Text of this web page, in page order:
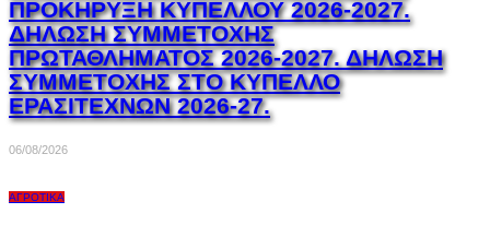
ΠΡΟΚΗΡΥΞΗ ΚΥΠΕΛΛΟΥ 2026-2027.
ΔΗΛΩΣΗ ΣΥΜΜΕΤΟΧΗΣ
ΠΡΩΤΑΘΛΗΜΑΤΟΣ 2026-2027. ΔΗΛΩΣΗ
ΣΥΜΜΕΤΟΧΗΣ ΣΤΟ ΚΥΠΕΛΛΟ
ΕΡΑΣΙΤΕΧΝΩΝ 2026-27.
06/08/2026
ΑΓΡΟΤΙΚΆ